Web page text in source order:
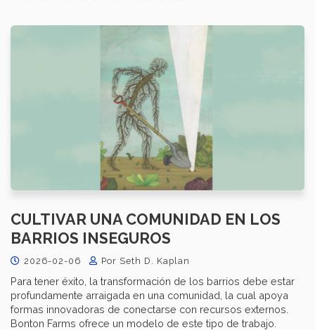
CULTIVAR UNA COMUNIDAD EN LOS
BARRIOS INSEGUROS
2026-02-06 Por Seth D. Kaplan
Para tener éxito, la transformación de los barrios debe estar
profundamente arraigada en una comunidad, la cual apoya
formas innovadoras de conectarse con recursos externos.
Bonton Farms ofrece un modelo de este tipo de trabajo.